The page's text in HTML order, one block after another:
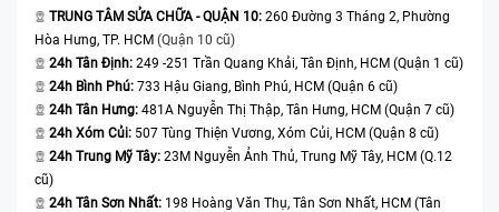
model không có khả năng chống nước hoàn toàn, chỉ
một lượng nhỏ nước len lỏi vào khe hở cũng có thể gây
hư hỏng lâu dài.
- Lỗi phần mềm hoặc xung đột ứng dụng:Một số ứng
dụng không tương thích với hệ điều hành iOS hoặc lỗi
trong phần mềm camera có thể khiến camera treo,
không phản hồi hoặc hiển thị màn hình đen khi mở.
TRUNG TÂM SỬA CHỮA - QUẬN 10: 260 Đường 3 Tháng 2, Phường
Hòa Hưng, TP. HCM (Quận 10 cũ)
24h Tân Định: 249 -251 Trần Quang Khải, Tân Định, HCM (Quận 1 cũ)
24h Bình Phú: 733 Hậu Giang, Bình Phú, HCM (Quận 6 cũ)
24h Tân Hưng: 481A Nguyễn Thị Thập, Tân Hưng, HCM (Quận 7 cũ)
24h Xóm Củi: 507 Tùng Thiện Vương, Xóm Củi, HCM (Quận 8 cũ)
24h Trung Mỹ Tây: 23M Nguyễn Ảnh Thủ, Trung Mỹ Tây, HCM (Q.12
cũ)
24h Tân Sơn Nhất: 198 Hoàng Văn Thụ, Tân Sơn Nhất, HCM (Tân